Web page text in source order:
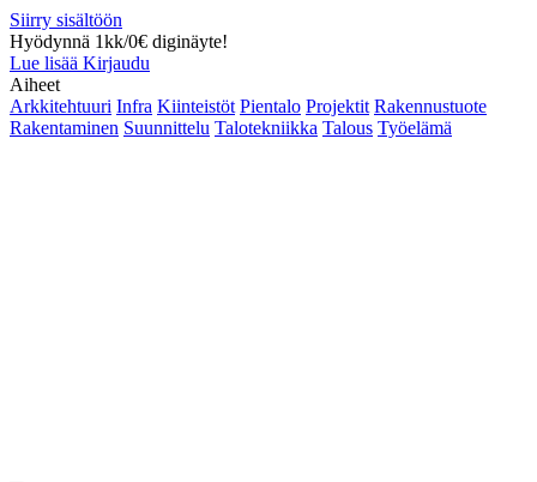
Siirry sisältöön
Hyödynnä 1kk/0€ diginäyte!
Lue lisää Kirjaudu
Aiheet
Arkkitehtuuri Infra Kiinteistöt Pientalo Projektit Rakennustuote
Rakentaminen Suunnittelu Talotekniikka Talous Työelämä